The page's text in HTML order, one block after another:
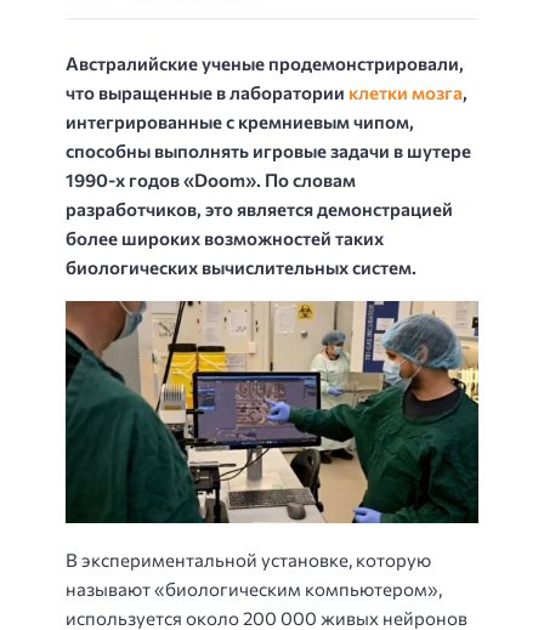
Австралийские ученые продемонстрировали,
что выращенные в лаборатории клетки мозга,
интегрированные с кремниевым чипом,
способны выполнять игровые задачи в шутере
1990-х годов «Doom». По словам
разработчиков, это является демонстрацией
более широких возможностей таких
биологических вычислительных систем.
В экспериментальной установке, которую
называют «биологическим компьютером»,
используется около 200 000 живых нейронов